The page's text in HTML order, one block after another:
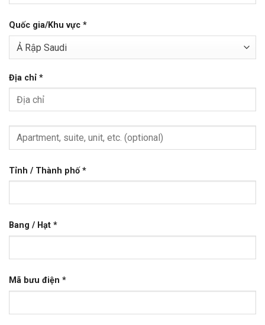
Quốc gia/Khu vực *
Ả Rập Saudi
Địa chỉ *
Tỉnh / Thành phố *
Bang / Hạt *
Mã bưu điện *